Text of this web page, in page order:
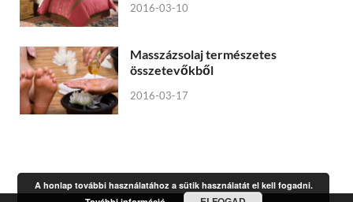
2016-03-10
Masszázsolaj természetes
összetevőkből
2016-03-17
A honlap további használatához a sütik használatát el kell fogadni.